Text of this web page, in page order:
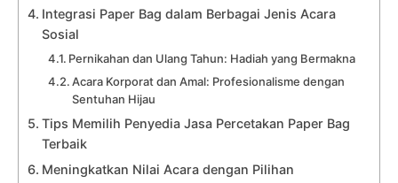
Integrasi Paper Bag dalam Berbagai Jenis Acara
Sosial
Pernikahan dan Ulang Tahun: Hadiah yang Bermakna
Acara Korporat dan Amal: Profesionalisme dengan
Sentuhan Hijau
Tips Memilih Penyedia Jasa Percetakan Paper Bag
Terbaik
Meningkatkan Nilai Acara dengan Pilihan